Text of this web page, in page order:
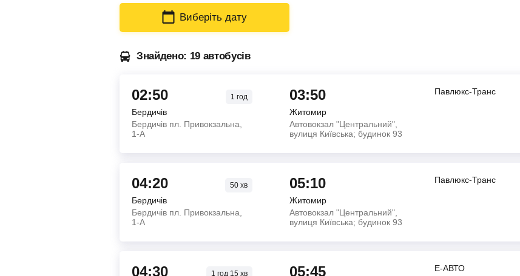
Виберіть дату
Знайдено: 19 автобусів
02:50 1 год
Бердичів
Бердичів пл. Привокзальна,
1-А
03:50
Житомир
Автовокзал "Центральний",
вулиця Київська; будинок 93
Павлюкс-Транс
04:20 50 хв
Бердичів
Бердичів пл. Привокзальна,
1-А
05:10
Житомир
Автовокзал "Центральний",
вулиця Київська; будинок 93
Павлюкс-Транс
04:30 1 год15 хв 05:45 Е-АВТО